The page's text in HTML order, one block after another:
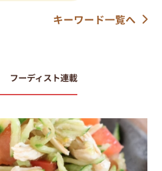
キーワード一覧へ
フーディスト連載